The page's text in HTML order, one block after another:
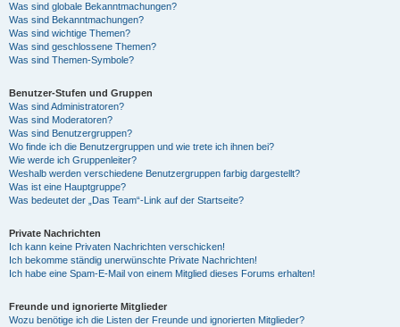
Was sind globale Bekanntmachungen?
Was sind Bekanntmachungen?
Was sind wichtige Themen?
Was sind geschlossene Themen?
Was sind Themen-Symbole?
Benutzer-Stufen und Gruppen
Was sind Administratoren?
Was sind Moderatoren?
Was sind Benutzergruppen?
Wo finde ich die Benutzergruppen und wie trete ich ihnen bei?
Wie werde ich Gruppenleiter?
Weshalb werden verschiedene Benutzergruppen farbig dargestellt?
Was ist eine Hauptgruppe?
Was bedeutet der „Das Team“-Link auf der Startseite?
Private Nachrichten
Ich kann keine Privaten Nachrichten verschicken!
Ich bekomme ständig unerwünschte Private Nachrichten!
Ich habe eine Spam-E-Mail von einem Mitglied dieses Forums erhalten!
Freunde und ignorierte Mitglieder
Wozu benötige ich die Listen der Freunde und ignorierten Mitglieder?